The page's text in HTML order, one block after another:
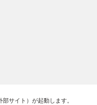
サイト）が起動します。